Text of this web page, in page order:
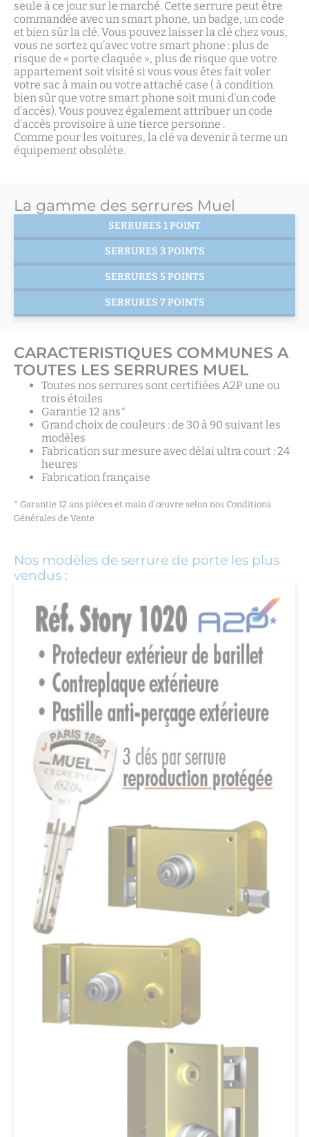
seule à ce jour sur le marché. Cette serrure peut être
commandée avec un smart phone, un badge, un code
et bien sûr la clé. Vous pouvez laisser la clé chez vous,
vous ne sortez qu’avec votre smart phone : plus de
risque de « porte claquée », plus de risque que votre
appartement soit visité si vous vous êtes fait voler
votre sac à main ou votre attaché case ( à condition
bien sûr que votre smart phone soit muni d’un code
d’accès). Vous pouvez également attribuer un code
d’accès provisoire à une tierce personne .
Comme pour les voitures, la clé va devenir à terme un
équipement obsolète.
La gamme des serrures Muel
SERRURES 1 POINT
SERRURES 3 POINTS
SERRURES 5 POINTS
SERRURES 7 POINTS
CARACTERISTIQUES COMMUNES A
TOUTES LES SERRURES MUEL
Toutes nos serrures sont certifiées A2P une ou
trois étoiles
Garantie 12 ans*
Grand choix de couleurs : de 30 à 90 suivant les
modèles
Fabrication sur mesure avec délai ultra court : 24
heures
Fabrication française
* Garantie 12 ans pièces et main d’œuvre selon nos Conditions
Générales de Vente
Nos modèles de serrure de porte les plus
vendus :